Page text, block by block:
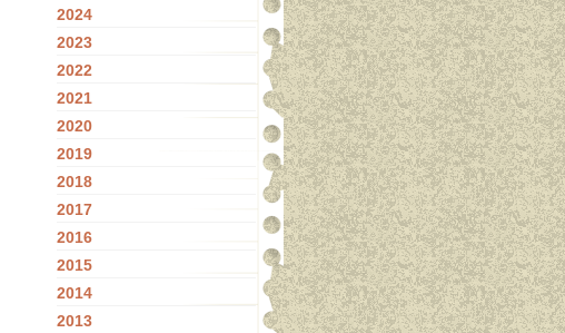
2024
2023
2022
2021
2020
2019
2018
2017
2016
2015
2014
2013